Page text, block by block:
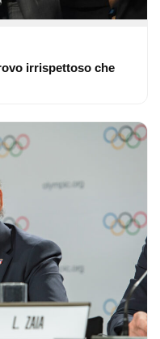
irrispettoso che